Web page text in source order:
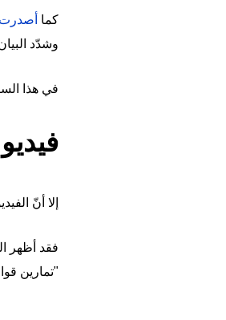
كما أصدرت
وشدّد
في هذا
إلا أنّ
فقد أظهر
"تمارين